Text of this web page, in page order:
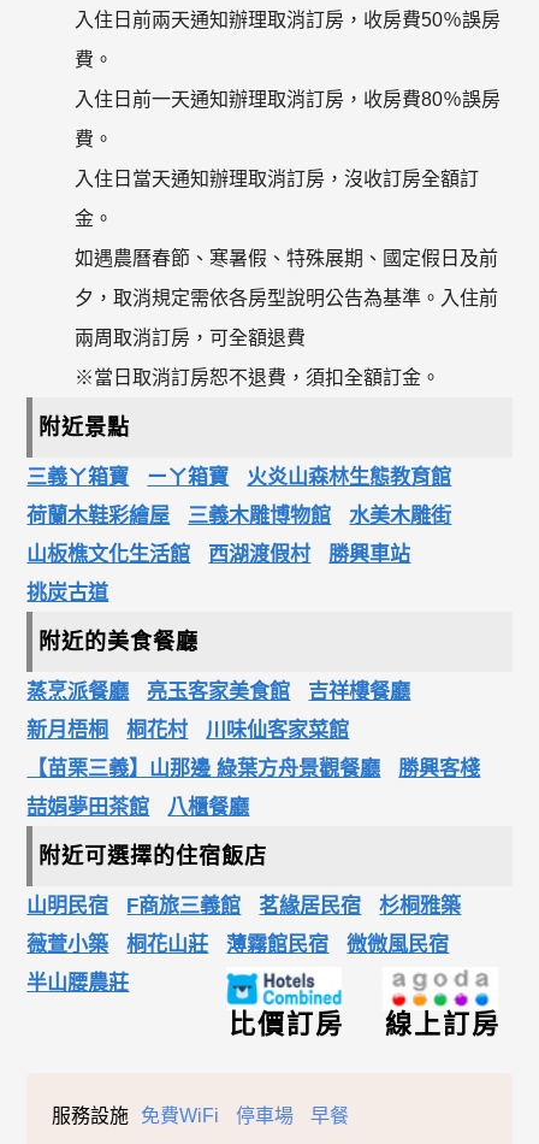
入住日前兩天通知辦理取消訂房，收房費50％誤房
費。
入住日前一天通知辦理取消訂房，收房費80％誤房
費。
入住日當天通知辦理取消訂房，沒收訂房全額訂
金。
如遇農曆春節、寒暑假、特殊展期、國定假日及前
夕，取消規定需依各房型說明公告為基準。入住前
兩周取消訂房，可全額退費
※當日取消訂房恕不退費，須扣全額訂金。
附近景點
三義ㄚ箱寶 ーㄚ箱寶
火炎山森林生態教育館
荷蘭木鞋彩繪屋
三義木雕博物館
水美木雕街
山板樵文化生活館
西湖渡假村
勝興車站
挑炭古道
附近的美食餐廳
蒸烹派餐廳 亮玉客家美食館
吉祥樓餐廳
新月梧桐
桐花村
川味仙客家菜館
【苗栗三義】山那邊 綠葉方舟景觀餐廳
勝興客棧
喆娟夢田茶館
八櫃餐廳
附近可選擇的住宿飯店
山明民宿 F商旅三義館 茗緣居民宿
杉桐雅築
薇萱小築
桐花山莊 薄霧館民宿
微微風民宿
半山腰農莊
線上訂房
比價訂房
服務設施 免費WiFi 停車場 早餐